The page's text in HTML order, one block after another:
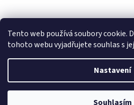
Tento web používá soubory cookie.
tohoto webu vyjadřujete souhlas s
Nastavení
Souhlasím
Copyright 2026Horizon Trading